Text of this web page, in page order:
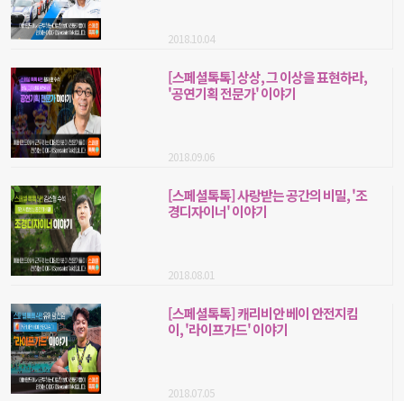
2018.10.04
[스페셜톡톡] 상상, 그 이상을 표현하라,
'공연기획 전문가' 이야기
2018.09.06
[스페셜톡톡] 사랑받는 공간의 비밀, '조
경디자이너' 이야기
2018.08.01
[스페셜톡톡] 캐리비안 베이 안전지킴
이, '라이프가드' 이야기
2018.07.05